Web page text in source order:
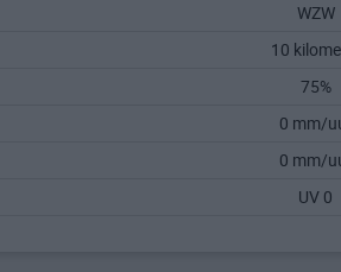
WZW
10
75%
0 mm/
0 mm/
UV 0